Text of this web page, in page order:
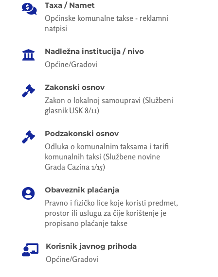
 Taxa / Namet
Općinske komunalne takse - reklamni
natpisi
 Nadležna institucija / nivo
Općine/Gradovi
 Zakonski osnov
Zakon o lokalnoj samoupravi (Službeni
glasnik USK 8/11)
 Podzakonski osnov
Odluka o komunalnim taksama i tarifi
komunalnih taksi (Službene novine
Grada Cazina 1/15)
 Obaveznik plaćanja
Pravno i fizičko lice koje koristi predmet,
prostor ili uslugu za čije korištenje je
propisano plaćanje takse
 Korisnik javnog prihoda
Općine/Gradovi